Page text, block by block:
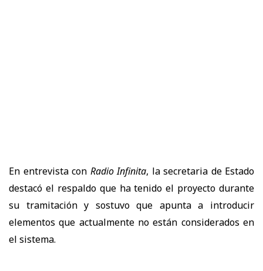
En entrevista con Radio Infinita, la secretaria de Estado
destacó el respaldo que ha tenido el proyecto durante
su tramitación y sostuvo que apunta a introducir
elementos que actualmente no están considerados en
el sistema.